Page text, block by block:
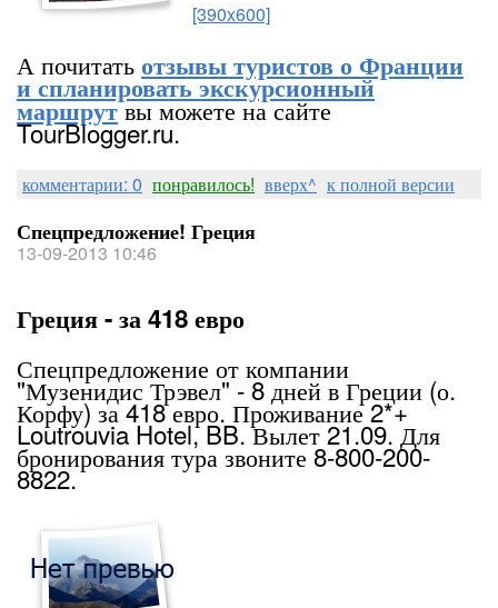
[390x600]
А почитатьотзывы туристов о Франции
и спланировать экскурсионный
маршрутвы можете на сайте
TourBlogger.ru.
комментарии: 0 понравилось! вверх^ к полной версии
Спецпредложение! Греция
13-09-2013 10:46
Греция - за 418 евро
Спецпредложение от компании
"Музенидис Трэвел" - 8 дней в Греции (о.
Корфу) за 418 евро. Проживание 2*+
Loutrouvia Hotel, BB. Вылет 21.09. Для
бронирования тура звоните 8-800-200-
8822.